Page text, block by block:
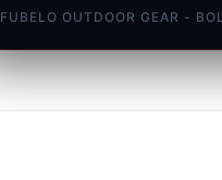
FUBELO OUTDOOR GEAR -